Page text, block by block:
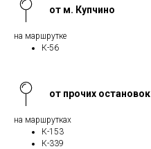
от м. Купчино
на маршрутке
К-56
от прочих остановок
на маршрутках
К-153
К-339